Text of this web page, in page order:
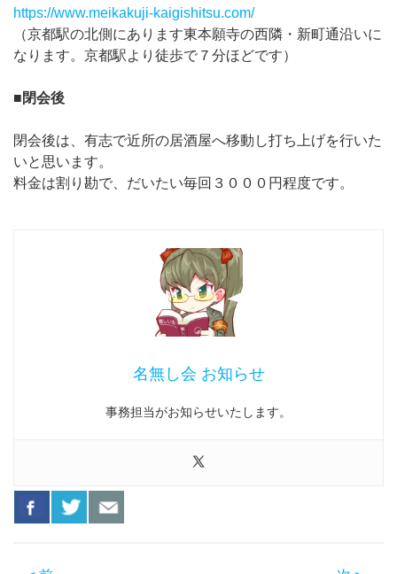
https://www.meikakuji-kaigishitsu.com/
（京都駅の北側にあります東本願寺の西隣・新町通沿いに
なります。京都駅より徒歩で７分ほどです）
■閉会後
閉会後は、有志で近所の居酒屋へ移動し打ち上げを行いた
いと思います。
料金は割り勘で、だいたい毎回３０００円程度です。
名無し会 お知らせ
事務担当がお知らせいたします。